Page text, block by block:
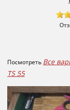
Посмотреть Все
TS 55